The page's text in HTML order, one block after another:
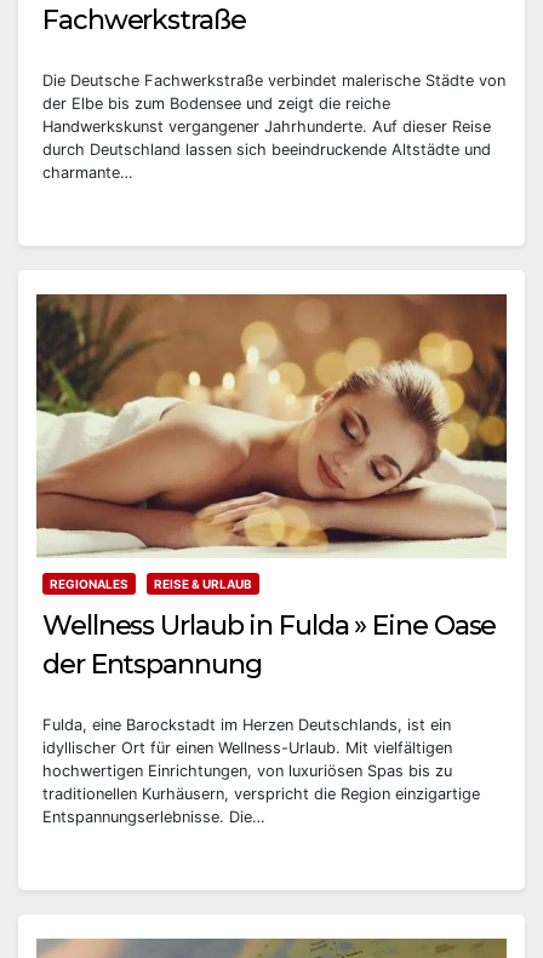
Fachwerkstraße
Die Deutsche Fachwerkstraße verbindet malerische Städte von
der Elbe bis zum Bodensee und zeigt die reiche
Handwerkskunst vergangener Jahrhunderte. Auf dieser Reise
durch Deutschland lassen sich beeindruckende Altstädte und
charmante…
REGIONALES REISE & URLAUB
Wellness Urlaub in Fulda » Eine Oase
der Entspannung
Fulda, eine Barockstadt im Herzen Deutschlands, ist ein
idyllischer Ort für einen Wellness-Urlaub. Mit vielfältigen
hochwertigen Einrichtungen, von luxuriösen Spas bis zu
traditionellen Kurhäusern, verspricht die Region einzigartige
Entspannungserlebnisse. Die…